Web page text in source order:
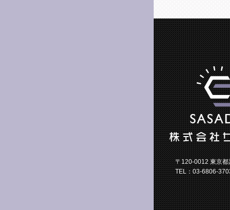
〒120-0012 東京
TEL：03-6806-